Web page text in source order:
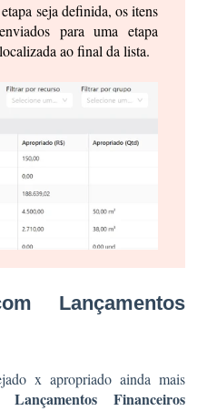
seja definida, os itens
para uma etapa
ao final da lista.
Lançamentos
x apropriado ainda mais
Lançamentos Financeiros